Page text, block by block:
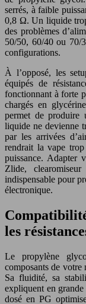
serrés, à faible
0,8 Ω. Un liquide
des problèmes
50/50, 60/40 ou 70/
configurations.
À l’opposé, les
équipés de
fonctionnant à forte
chargés en
permet de produire
liquide ne devienne
par les arrivées
rendrait la vape
puissance. Adapter
Zlide,
indispensable pour
électronique.
les
Le propylène
composants de
Sa fluidité, sa
expliquent en
dosé en PG